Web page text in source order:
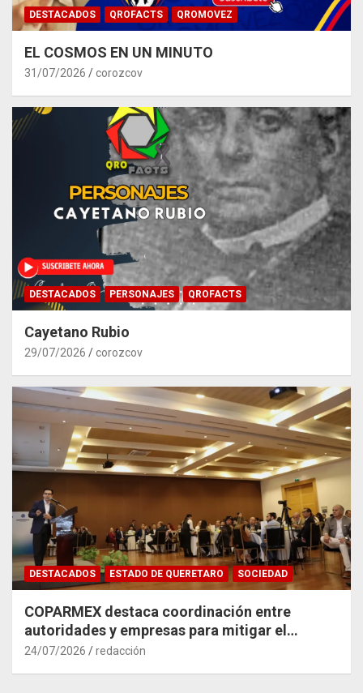
DESTACADOS QROFACTS QROMOVEZ
EL COSMOS EN UN MINUTO
31/07/2026 corozcov
DESTACADOS PERSONAJES QROFACTS
Cayetano Rubio
29/07/2026 corozcov
DESTACADOS ESTADO DE QUERETARO SOCIEDAD
COPARMEX destaca coordinación entre
autoridades y empresas para mitigar el
impacto del Tren México–Querétaro
24/07/2026 redacción